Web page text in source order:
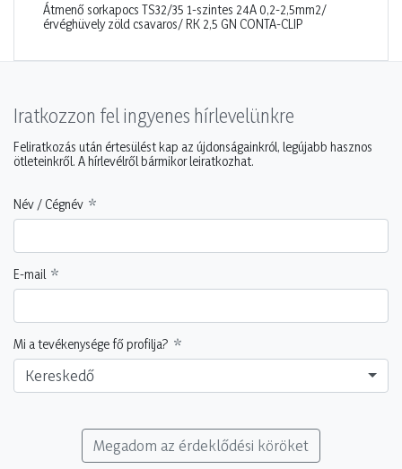
Átmenő sorkapocs TS32/35 1-szintes 24A 0,2-2,5mm2/
érvéghüvely zöld csavaros/ RK 2,5 GN CONTA-CLIP
Iratkozzon fel ingyenes hírlevelünkre
Feliratkozás után értesülést kap az újdonságainkról, legújabb hasznos
ötleteinkről. A hírlevélről bármikor leiratkozhat.
Név / Cégnév
E-mail
Mi a tevékenysége fő profilja?
Kereskedő
Megadom az érdeklődési köröket